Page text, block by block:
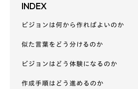
INDEX
ビジョンは何から作ればよいのか
似た言葉をどう分けるのか
ビジョンはどう体験になるのか
作成手順はどう進めるのか